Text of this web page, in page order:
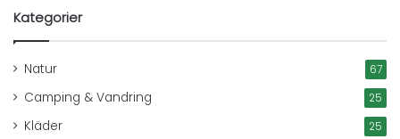
Kategorier
Natur 67
Camping & Vandring 25
Kläder 25